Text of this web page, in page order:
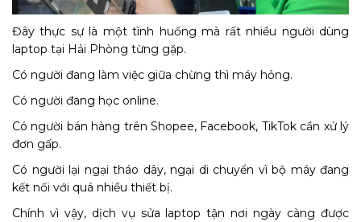
Đây thực sự là một tình huống mà rất nhiều người dùng
laptop tại Hải Phòng từng gặp.
Có người đang làm việc giữa chừng thì máy hỏng.
Có người đang học online.
Có người bán hàng trên Shopee, Facebook, TikTok cần xử lý
đơn gấp.
Có người lại ngại tháo dây, ngại di chuyển vì bộ máy đang
kết nối với quá nhiều thiết bị.
Chính vì vậy, dịch vụ sửa laptop tận nơi ngày càng được